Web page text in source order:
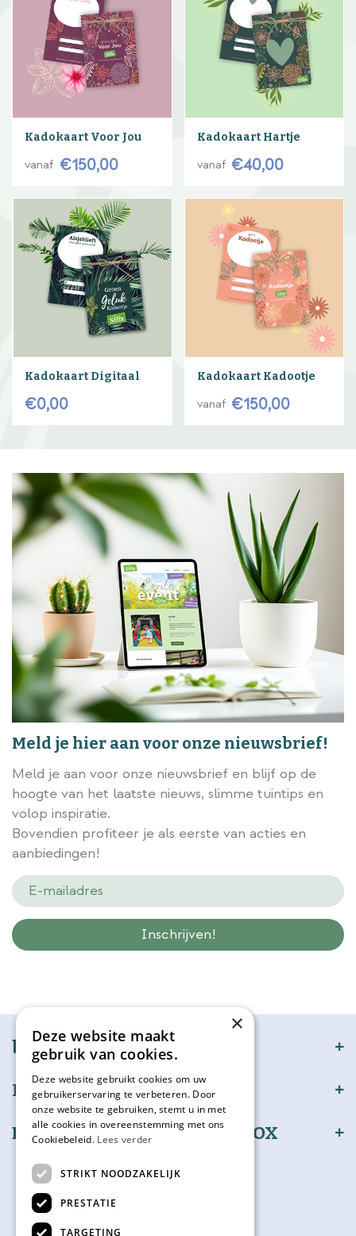
Kadokaart Voor Jou
vanaf €150,00
Kadokaart Hartje
vanaf €40,00
Kadokaart Digitaal
€0,00
Kadokaart Kadootje
vanaf €150,00
Meld je hier aan voor onze nieuwsbrief!
Meld je aan voor onze nieuwsbrief en blijf op de
hoogte van het laatste nieuws, slimme tuintips en
volop inspiratie.
Bovendien profiteer je als eerste van acties en
aanbiedingen!
bijSTOX
Klantenservice
Bestel en betaal veilig bijSTOX
Volg ons
×
Deze website maakt
gebruik van cookies.
Deze website gebruikt cookies om uw
gebruikerservaring te verbeteren. Door
onze website te gebruiken, stemt u in met
alle cookies in overeenstemming met ons
Cookiebeleid. Lees verder
STRIKT NOODZAKELIJK
PRESTATIE
TARGETING